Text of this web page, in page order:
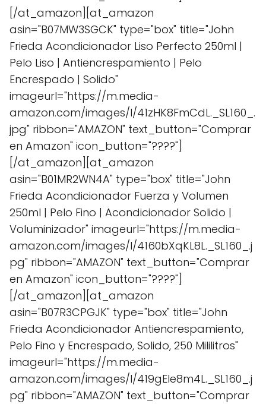
[/at_amazon][at_amazon
asin="B07MW3SGCK" type="box" title="John
Frieda Acondicionador Liso Perfecto 250ml |
Pelo Liso | Antiencrespamiento | Pelo
Encrespado | Solido"
imageurl="https://m.media-
amazon.com/images/I/41zHK8FmCdL._SL160_.
jpg" ribbon="AMAZON" text_button="Comprar
en Amazon" icon_button="????"]
[/at_amazon][at_amazon
asin="B01MR2WN4A" type="box" title="John
Frieda Acondicionador Fuerza y Volumen
250ml | Pelo Fino | Acondicionador Solido |
Voluminizador" imageurl="https://m.media-
amazon.com/images/I/4160bXqKL8L._SL160_.j
pg" ribbon="AMAZON" text_button="Comprar
en Amazon" icon_button="????"]
[/at_amazon][at_amazon
asin="B07R3CPGJK" type="box" title="John
Frieda Acondicionador Antiencrespamiento,
Pelo Fino y Encrespado, Solido, 250 Mililitros"
imageurl="https://m.media-
amazon.com/images/I/419gEle8m4L._SL160_.j
pg" ribbon="AMAZON" text_button="Comprar